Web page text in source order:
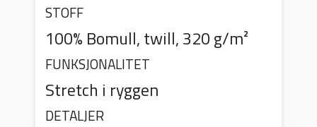
STOFF
100% Bomull, twill, 320 g/m²
FUNKSJONALITET
Stretch i ryggen
DETALJER